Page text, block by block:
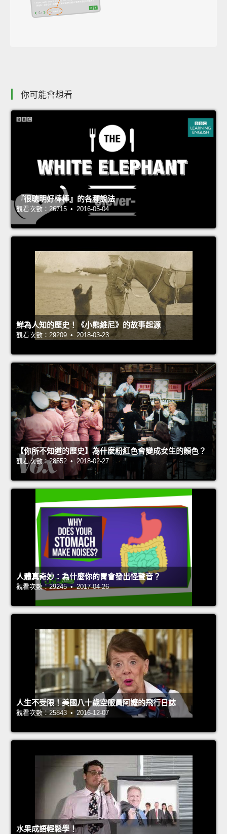
你可能會想看
『很聰明好棒棒』的各種說法
觀看次數：26715 • 2016-05-04
鮮為人知的歷史！《小熊維尼》的故事起源
觀看次數：29209 • 2018-03-23
【你所不知道的歷史】為什麼粉紅色會變成女生的顏色？
觀看次數：28552 • 2018-02-27
人體真奇妙：為什麼你的胃會發出怪聲音？
觀看次數：29245 • 2017-04-26
人生不受限！美國八十歲空服員阿嬤的飛行日誌
觀看次數：25843 • 2016-12-07
水果成語輕鬆學！